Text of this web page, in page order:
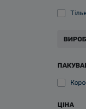
ЦІНА